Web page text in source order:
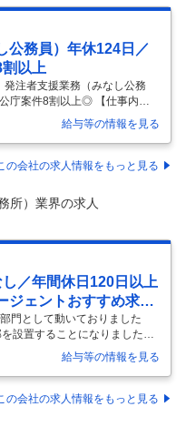
公務員）年休124日／
以上
注者支援業務（みなし公務
庁案件8割以上◎ 【仕事内
務員）◎年休124日／完全土日
仕事内容】 【創業以来45期以
名規模／本業部門では20年
開する優良企業】 ■業務内容：
です。具体的な仕事内容と
給与等の情報を見る
の会社の求人情報をもっと見る
所）業界の求人
／年間休日120日以上
ジェントおすすめ求人
門として動いておりました
設置することになりましたの
】 弊社は木下グループの管理
療福祉・エンタメ・ホールデ
り、メンバーとして医療福祉
※木下グループ本体の経理部所
給与等の情報を見る
の会社の求人情報をもっと見る